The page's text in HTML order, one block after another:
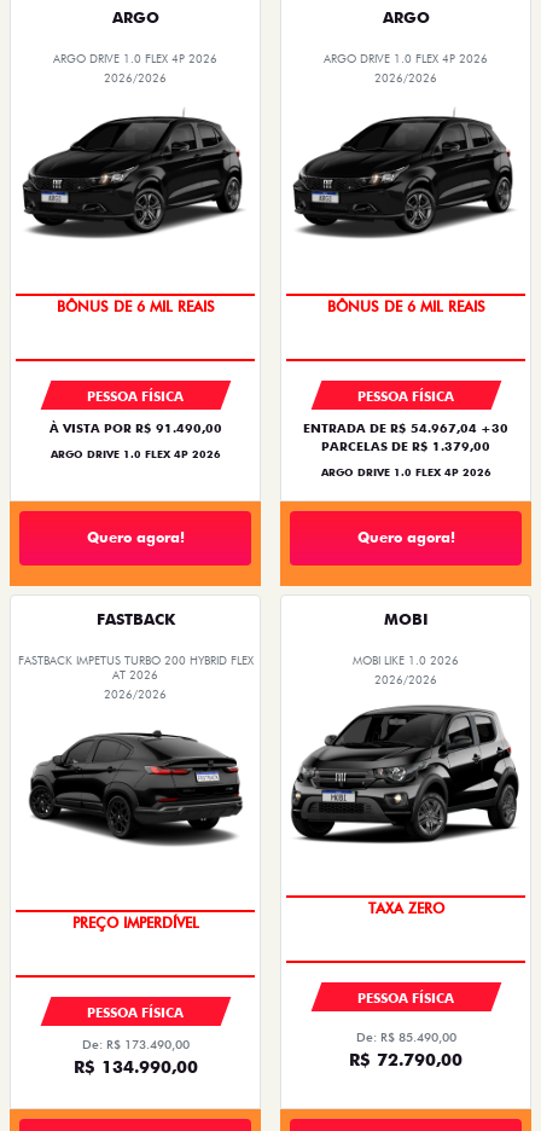
ARGO
ARGO DRIVE 1.0 FLEX 4P 2026
2026/2026
BÔNUS DE 6 MIL REAIS
PESSOA FÍSICA
À VISTA POR R$ 91.490,00
ARGO DRIVE 1.0 FLEX 4P 2026
Quero agora!
ARGO
ARGO DRIVE 1.0 FLEX 4P 2026
2026/2026
BÔNUS DE 6 MIL REAIS
PESSOA FÍSICA
ENTRADA DE R$ 54.967,04 +30
PARCELAS DE R$ 1.379,00
ARGO DRIVE 1.0 FLEX 4P 2026
Quero agora!
FASTBACK
FASTBACK IMPETUS TURBO 200 HYBRID FLEX
AT 2026
2026/2026
PREÇO IMPERDÍVEL
PESSOA FÍSICA
De: R$ 173.490,00
R$ 134.990,00
MOBI
MOBI LIKE 1.0 2026
2026/2026
TAXA ZERO
PESSOA FÍSICA
De: R$ 85.490,00
R$ 72.790,00